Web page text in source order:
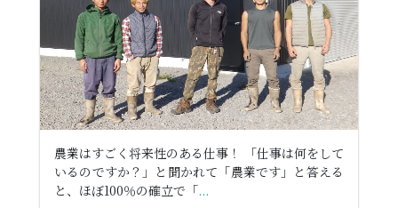
農業はすごく将来性のある仕事！ 「仕事は何をして
いるのですか？」と聞かれて「農業です」と答える
と、ほぼ100％の確立で「...